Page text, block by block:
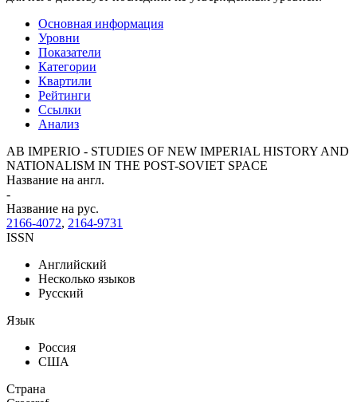
Основная информация
Уровни
Показатели
Категории
Квартили
Рейтинги
Ссылки
Анализ
AB IMPERIO - STUDIES OF NEW IMPERIAL HISTORY AND
NATIONALISM IN THE POST-SOVIET SPACE
Название на англ.
-
Название на рус.
2166-4072, 2164-9731
ISSN
Английский
Несколько языков
Русский
Язык
Россия
США
Страна